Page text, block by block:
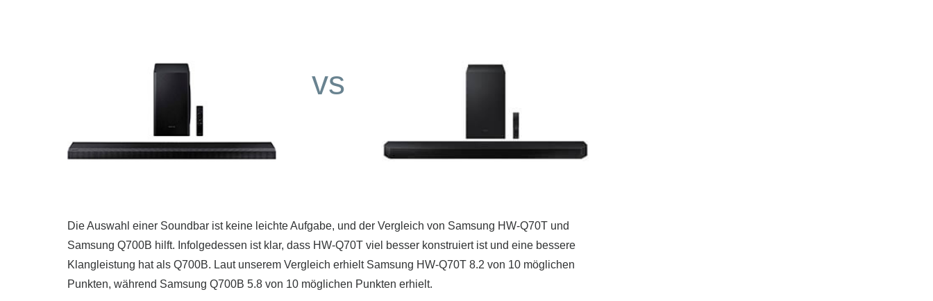
vs
Die Auswahl einer Soundbar ist keine leichte Aufgabe, und der Vergleich von Samsung HW-Q70T und
Samsung Q700B hilft. Infolgedessen ist klar, dass HW-Q70T viel besser konstruiert ist und eine bessere
Klangleistung hat als Q700B. Laut unserem Vergleich erhielt Samsung HW-Q70T 8.2 von 10 möglichen
Punkten, während Samsung Q700B 5.8 von 10 möglichen Punkten erhielt.